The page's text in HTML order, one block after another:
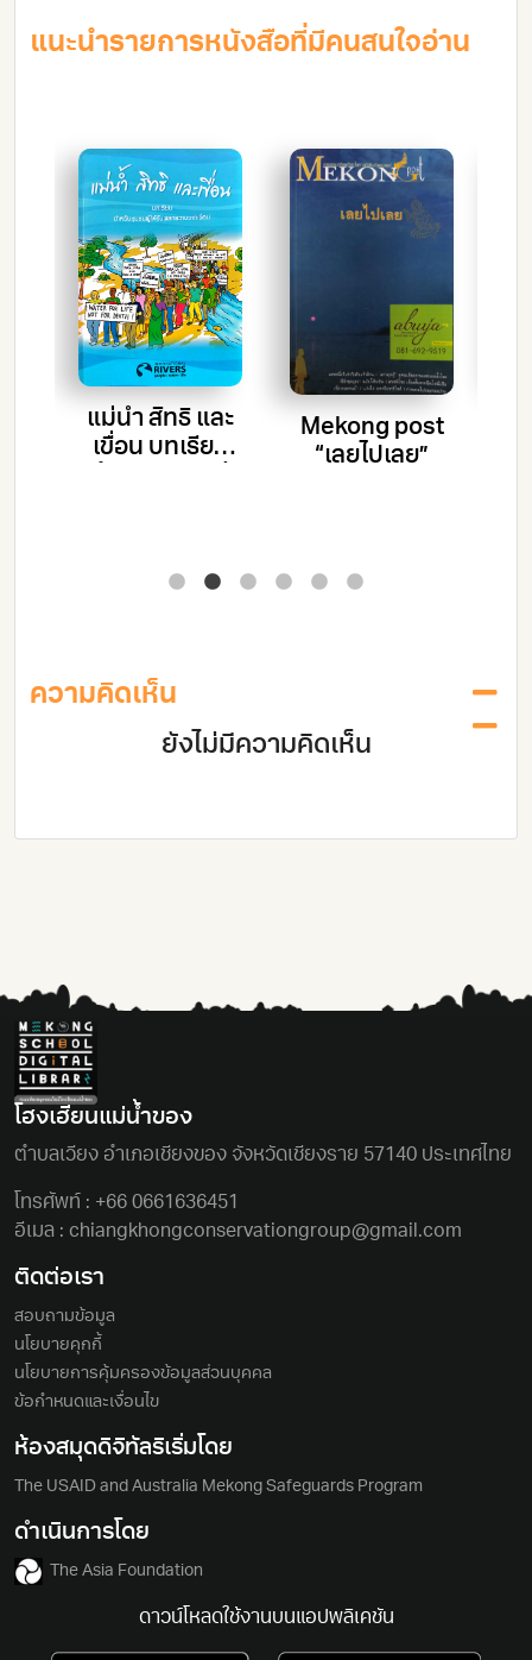
แนะนำรายการหนังสือที่มีคนสนใจอ่าน
แม่น้ำ สิทธิ และ
เขื่อน บทเรียน
Mekong post
“เลยไปเลย”
ความคิดเห็น
ยังไม่มีความคิดเห็น
โฮงเฮียนแม่นํ้าของ
ตําบลเวียง อําเภอเชียงของ จังหวัดเชียงราย 57140 ประเทศไทย
โทรศัพท์ : +66 0661636451
อีเมล : chiangkhongconservationgroup@gmail.com
ติดต่อเรา
สอบถามข้อมูล
นโยบายคุกกี้
นโยบายการคุ้มครองข้อมูลส่วนบุคคล
ข้อกำหนดและเงื่อนไข
ห้องสมุดดิจิทัลริเริ่มโดย
The USAID and Australia Mekong Safeguards Program
ดำเนินการโดย
The Asia Foundation
ดาวน์โหลดใช้งานบนแอปพลิเคชัน